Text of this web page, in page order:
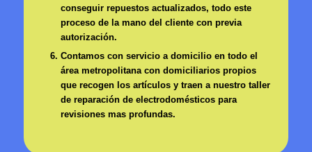
conseguir repuestos actualizados, todo este
proceso de la mano del cliente con previa
autorización.
Contamos con servicio a domicilio en todo el
área metropolitana con domiciliarios propios
que recogen los artículos y traen a nuestro taller
de reparación de electrodomésticos para
revisiones mas profundas.